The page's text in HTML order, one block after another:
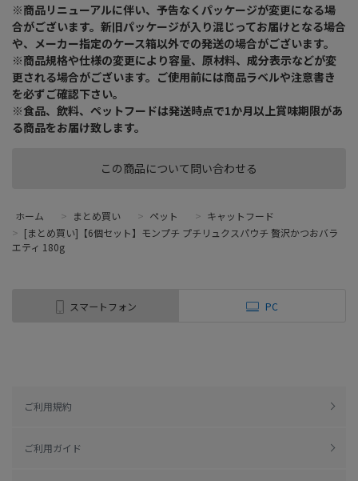
この商品について問い合わせる
※商品リニューアルに伴い、予告なくパッケージが変更になる場
合がございます。新旧パッケージが入り混じってお届けとなる場合
や、メーカー指定のケース箱以外での発送の場合がございます。
※商品規格や仕様の変更により容量、原材料、成分表示などが変
更される場合がございます。ご使用前には商品ラベルや注意書き
を必ずご確認下さい。
※食品、飲料、ペットフードは発送時点で1か月以上賞味期限があ
る商品をお届け致します。
ホーム > まとめ買い > ペット > キャットフード
> [まとめ買い]【6個セット】モンプチ プチリュクスパウチ 贅沢かつおバラ
エティ 180g
スマートフォン PC
ご利用規約
ご利用ガイド